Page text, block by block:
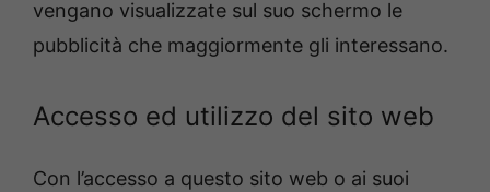
vengano visualizzate sul suo schermo le
pubblicità che maggiormente gli interessano.
Accesso ed utilizzo del sito web
Con l’accesso a questo sito web o ai suoi